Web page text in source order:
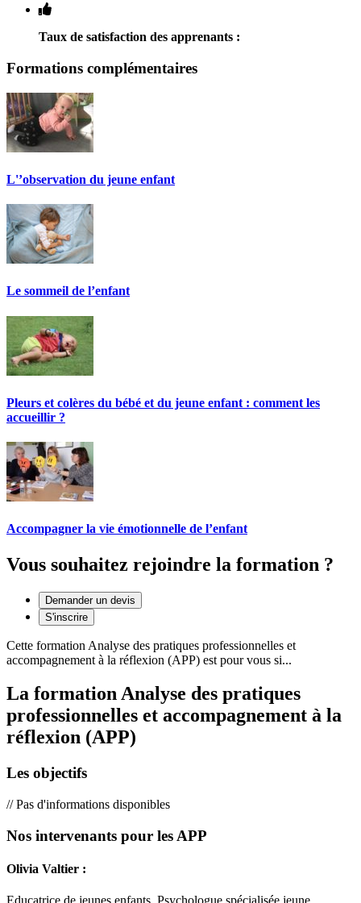
Taux de satisfaction des apprenants :
Formations complémentaires
L'’observation du jeune enfant
Le sommeil de l’enfant
Pleurs et colères du bébé et du jeune enfant : comment les
accueillir ?
Accompagner la vie émotionnelle de l’enfant
Vous souhaitez rejoindre la formation ?
Demander un devis
S'inscrire
Cette formation Analyse des pratiques professionnelles et
accompagnement à la réflexion (APP) est pour vous si...
La formation Analyse des pratiques
professionnelles et accompagnement à la
réflexion (APP)
Les objectifs
// Pas d'informations disponibles
Nos intervenants pour les APP
Olivia Valtier :